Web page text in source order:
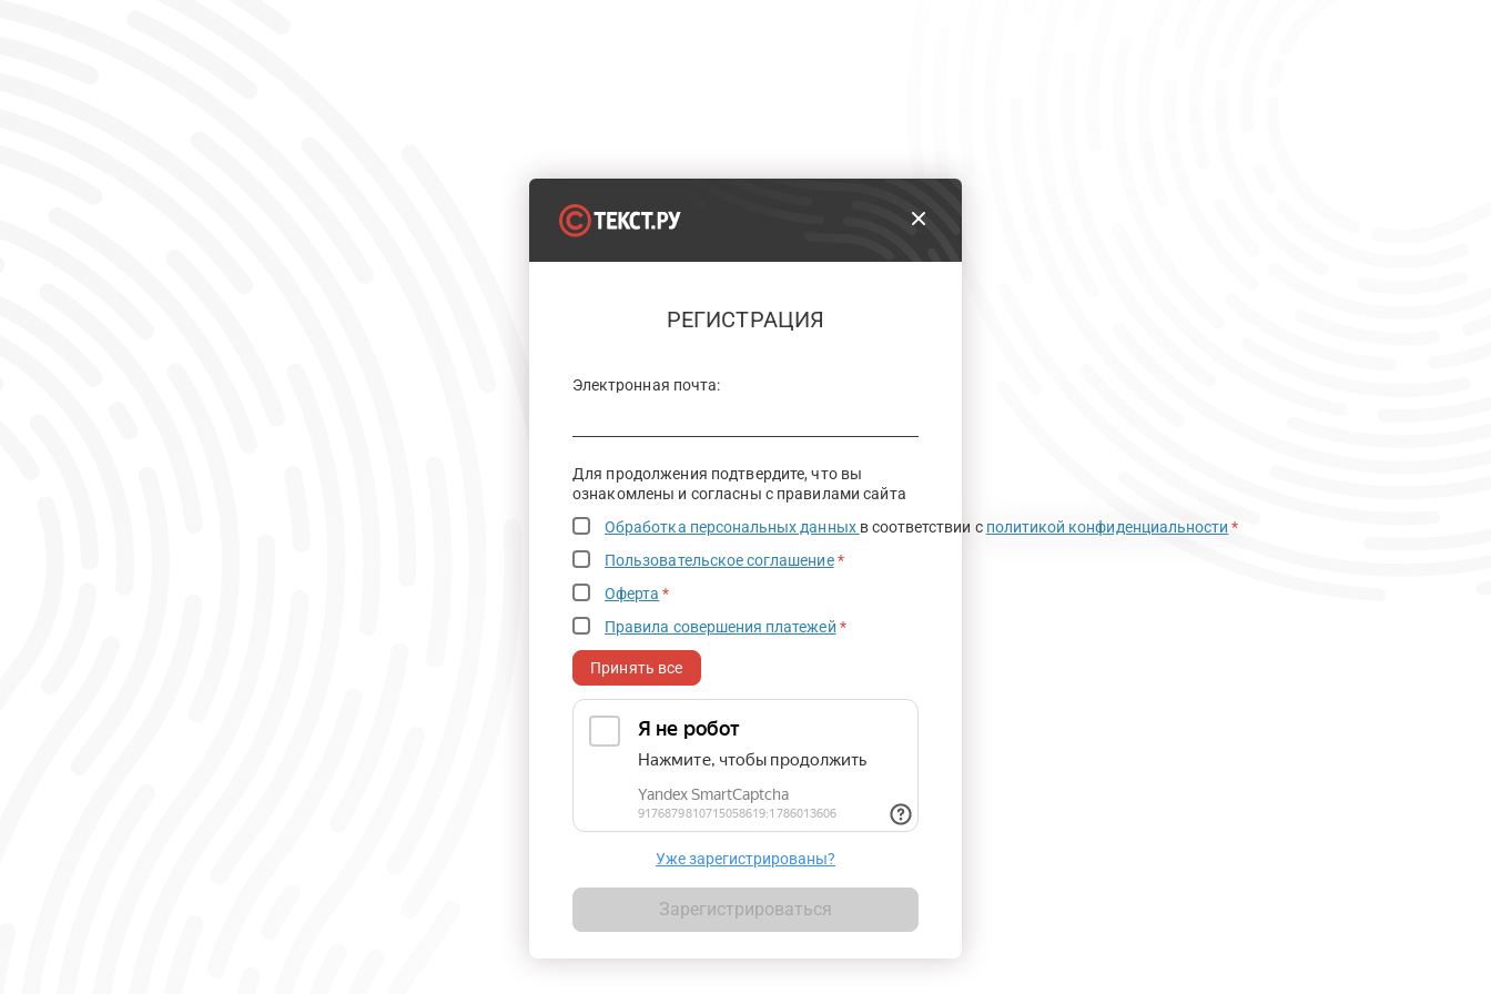
РЕГИСТРАЦИЯ
Электронная почта:
Для продолжения подтвердите, что вы
ознакомлены и согласны с правилами сайта
Обработка персональных данных в соответствии с политикой конфиденциальности *
Пользовательское соглашение *
Оферта *
Правила совершения платежей *
Принять все
Уже зарегистрированы?
Зарегистрироваться